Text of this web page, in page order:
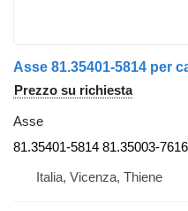
Asse 81.35401-5814 per
Prezzo su richiesta
Asse
81.35401-5814 81.35003-7616
Italia, Vicenza, Thiene